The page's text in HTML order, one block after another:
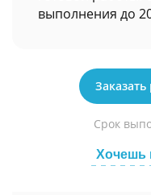
выполнения до
Срок
Хочешь